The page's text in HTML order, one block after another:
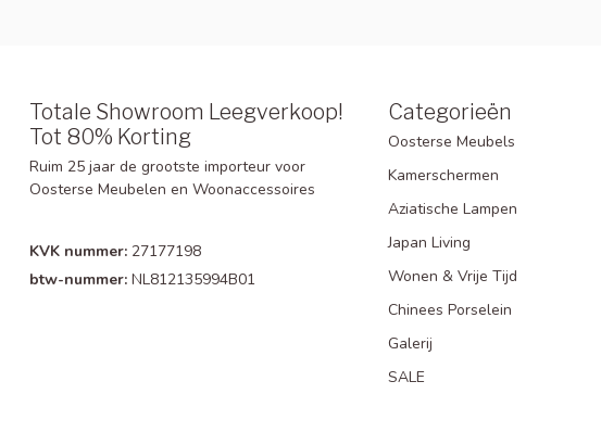
Totale Showroom Leegverkoop!
Tot 80% Korting
Ruim 25 jaar de grootste importeur voor
Oosterse Meubelen en Woonaccessoires
KVK nummer: 27177198
btw-nummer: NL812135994B01
Categorieën
Oosterse Meubels
Kamerschermen
Aziatische Lampen
Japan Living
Wonen & Vrije Tijd
Chinees Porselein
Galerij
SALE